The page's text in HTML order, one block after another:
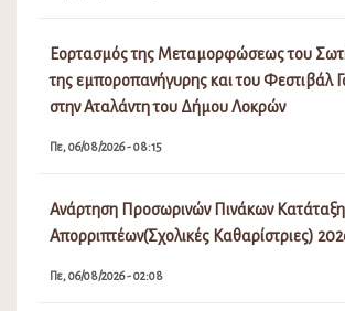
Εορτασμός της Μεταμορφώσεως του
της εμποροπανήγυρης και του Φεστιβάλ
στην Αταλάντη του Δήμου Λοκρών
Πε, 06/08/2026 - 08:15
Ανάρτηση Προσωρινών Πινάκων
Απορριπτέων(Σχολικές Καθαρίστριες)
Πε, 06/08/2026 - 02:08